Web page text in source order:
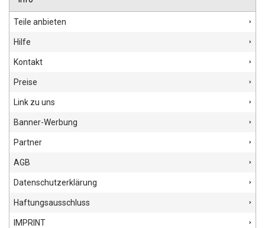
Teile anbieten
Hilfe
Kontakt
Preise
Link zu uns
Banner-Werbung
Partner
AGB
Datenschutzerklärung
Haftungsausschluss
IMPRINT